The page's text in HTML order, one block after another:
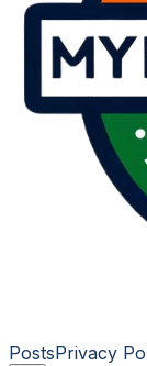
PostsPrivacy